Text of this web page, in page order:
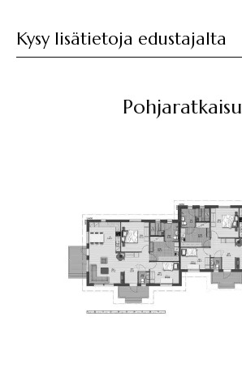
Kysy lisätietoja edustajalta
Pohjaratkaisu